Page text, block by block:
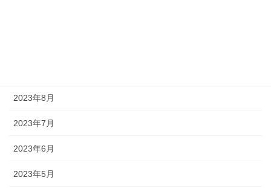
2023年8月
2023年7月
2023年6月
2023年5月